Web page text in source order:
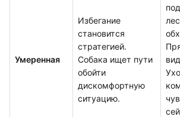
Умеренная
Избегание
становится
стратегией.
Собака ищет пути
обойти
дискомфортную
ситуацию.